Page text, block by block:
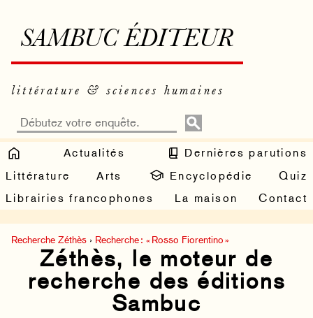
SAMBUC ÉDITEUR
littérature & sciences humaines
Actualités
Dernières parutions
Littérature
Arts Encyclopédie
Quiz
Librairies francophones
La maison Contact
Recherche Zéthès › Recherche : « Rosso Fiorentino »
Zéthès, le moteur de
recherche des éditions
Sambuc